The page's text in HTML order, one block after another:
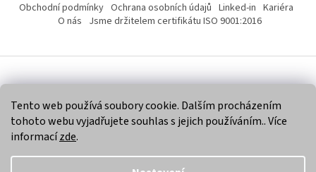
Tento web používá soubory cookie. Dalším procházením
tohoto webu vyjadřujete souhlas s jejich používáním.. Více
informacízde.
Obchodní podmínky Ochrana osobních údajů Linked-in Kariéra
O nás Jsme držitelem certifikátu ISO 9001:2016
Copyright 2026